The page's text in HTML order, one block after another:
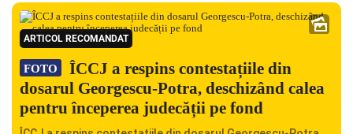
ARTICOL RECOMANDAT
FOTO
ÎCCJ a respins contestațiile din
dosarul Georgescu-Potra, deschizând calea
pentru începerea judecății pe fond